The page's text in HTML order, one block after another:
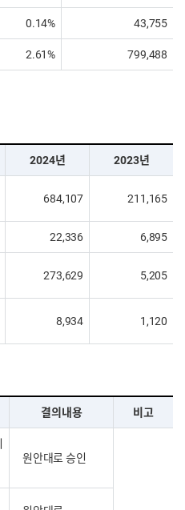
0.14% 43,755
2.61% 799,488
2024년 2023년
684,107 211,165
22,336 6,895
273,629 5,205
8,934 1,120
결의내용 비고
원안대로 승인